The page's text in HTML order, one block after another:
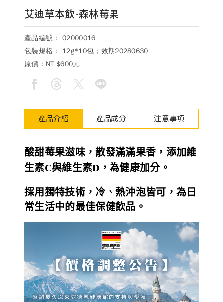
艾迪草本飲-森林莓果
產品編號： 02000016
包裝規格： 12g*10包；效期20280630
原價： NT $600元
產品介紹 產品成分 注意事項
酸甜莓果滋味，散發滿滿果香，添加維
生素C與維生素D，為健康加分。
採用獨特技術，冷、熱沖泡皆可，為日
常生活中的最佳保健飲品。
關於我們
關於德風 人力招募
會員專區
訂單查詢 使用條款
購物須知 退換貨流程
德風健康館 百靈油粉絲團
德風健康館